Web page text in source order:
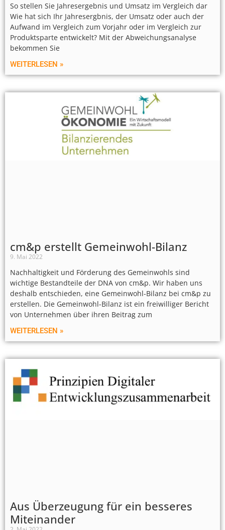
So stellen Sie Jahresergebnis und Umsatz im Vergleich dar
Wie hat sich Ihr Jahresergbnis, der Umsatz oder auch der
Aufwand im Vergleich zum Vorjahr oder im Vergleich zur
Produktsparte entwickelt? Mit der Abweichungsanalyse
bekommen Sie
WEITERLESEN »
cm&p erstellt Gemeinwohl-Bilanz
9. Mai 2022
Nachhaltigkeit und Förderung des Gemeinwohls sind
wichtige Bestandteile der DNA von cm&p. Wir haben uns
deshalb entschieden, eine Gemeinwohl-Bilanz bei cm&p zu
erstellen. Die Gemeinwohl-Bilanz ist ein freiwilliger Bericht
von Unternehmen über ihren Beitrag zum
WEITERLESEN »
Aus Überzeugung für ein besseres
Miteinander